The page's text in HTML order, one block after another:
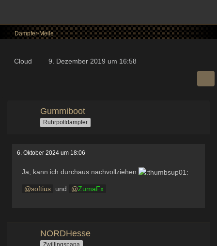
Dampfer-Meile
Cloud 9. Dezember 2019 um 16:58
Gummiboot
Ruhrpottdampfer
6. Oktober 2024 um 18:06
Ja, kann ich durchaus nachvollziehen
softius und ZumaFx
NORDHesse
Zwillingspapa